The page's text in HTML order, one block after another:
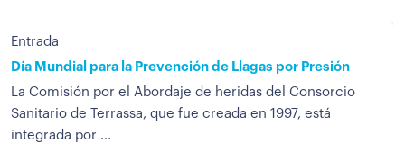
Entrada
Día Mundial para la Prevención de Llagas por Presión
La Comisión por el Abordaje de heridas del Consorcio
Sanitario de Terrassa, que fue creada en 1997, está
integrada por ...